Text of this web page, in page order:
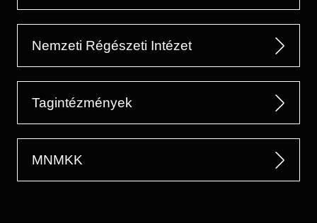
Nemzeti Régészeti Intézet
Tagintézmények
MNMKK